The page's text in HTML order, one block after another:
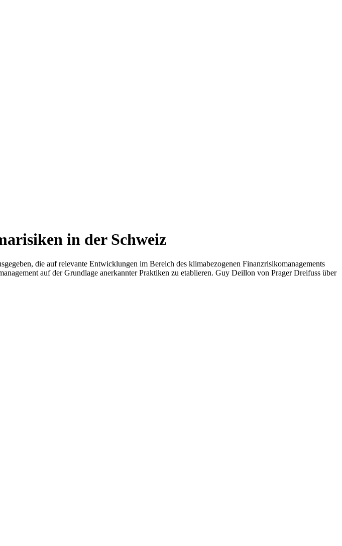
in der Schweiz
die auf relevante Entwicklungen im Bereich des klimabezogenen Finanzrisikomanagements
auf der Grundlage anerkannter Praktiken zu etablieren. Guy Deillon von Prager Dreifuss über